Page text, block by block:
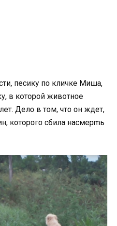
песику по кличке Миша,
в которой животное
Дело в том, что он ждет,
которого сбила насмерmь